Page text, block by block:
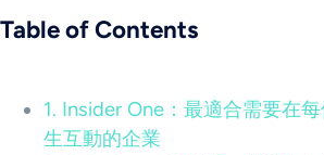
Table of Contents
1. Insider One：最適合需要在
生互動的企業